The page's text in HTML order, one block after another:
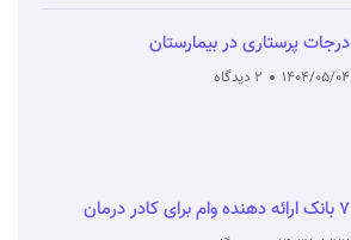
درجات پرستاری در بیمارستان
1404/05/04 2 دیدگاه
7 بانک ارائه دهنده وام برای کادر درمان